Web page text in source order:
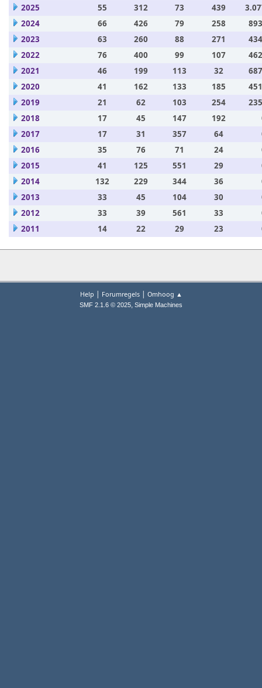
2025
55 312 73 439
2024
66 426 79 258
2023
63 260 88 271
2022
76 400 99 107
2021
46 199 113 32
2020
41 162 133 185
2019
21 62 103 254
2018
17 45 147 192
2017
17 31 357 64
2016
35 76 71 24
2015
41 125 551 29
2014
132 229 344 36
2013
33 45 104 30
2012
33 39 561 33
2011
14 22 29 23
Help | Forumregels| Omhoog ▲
SMF 2.1.6 © 2025, Simple Machines